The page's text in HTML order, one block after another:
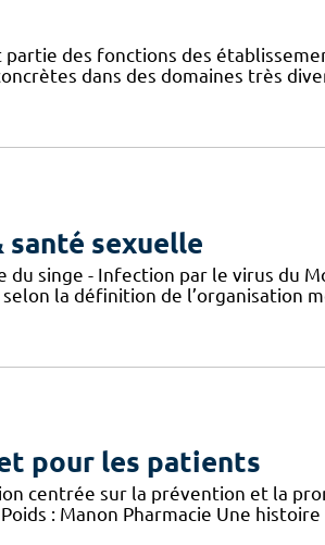
des fonctions des
dans des domaines très
santé sexuelle
du singe - Infection par le virus du
la définition de l’organisation
pour les patients
centrée sur la prévention et la
: Manon Pharmacie Une